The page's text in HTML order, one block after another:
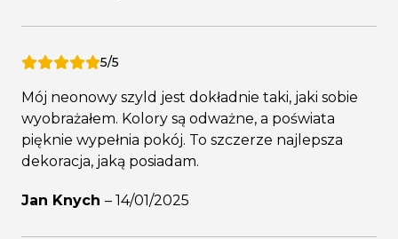
5/5
Mój neonowy szyld jest dokładnie taki, jaki sobie
wyobrażałem. Kolory są odważne, a poświata
pięknie wypełnia pokój. To szczerze najlepsza
dekoracja, jaką posiadam.
Jan Knych – 14/01/2025